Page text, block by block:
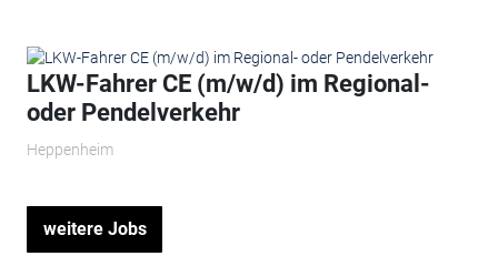
LKW-Fahrer CE (m/w/d) im Regional-
oder Pendelverkehr
Heppenheim
weitere Jobs